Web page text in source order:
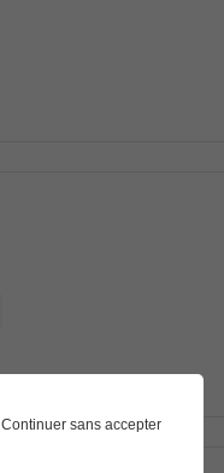
Continuer sans accepter